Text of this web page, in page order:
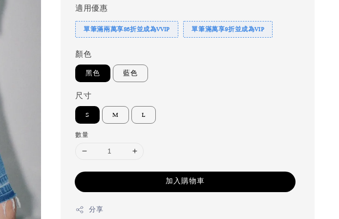
適用優惠
單筆滿兩萬享86折並成為VVIP 單筆滿萬享9折並成為VIP
顏色
黑色 藍色
尺寸
S M L
數量
加入購物車
分享